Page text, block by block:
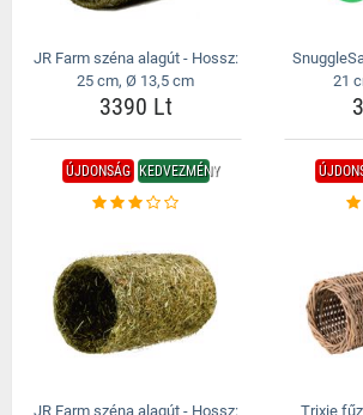
JR Farm széna alagút - Hossz:
25 cm, Ø 13,5 cm
3390 Lt
21
ÚJDONSÁG KEDVEZMÉNY
JR Farm széna alagút - Hossz: Trixie